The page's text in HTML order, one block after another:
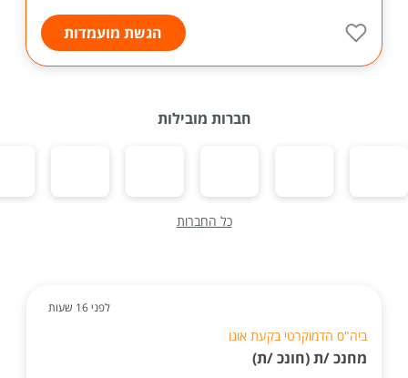
הגשת מועמדות
חברות מובילות
כל החברות
לפני 16 שעות
ביה"ס הדמוקרטי בקעת אונו
מחנכ /ת (חונכ /ת)